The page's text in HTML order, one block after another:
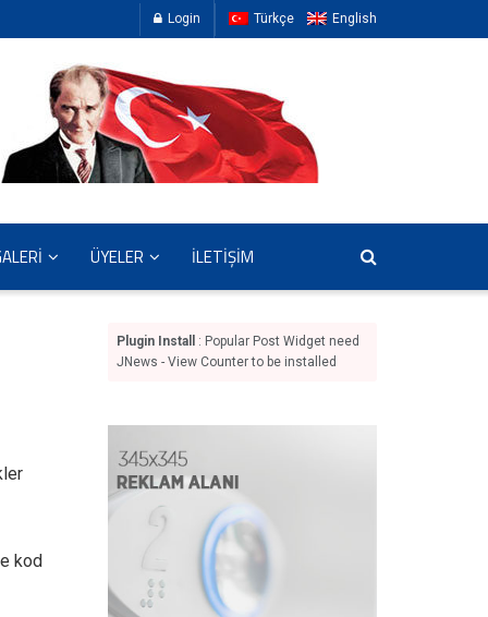
Login Türkçe English
ÜYELER İLETİŞİM
kod
Plugin Install
: Popular Post Widget need
JNews - View Counter to be installed